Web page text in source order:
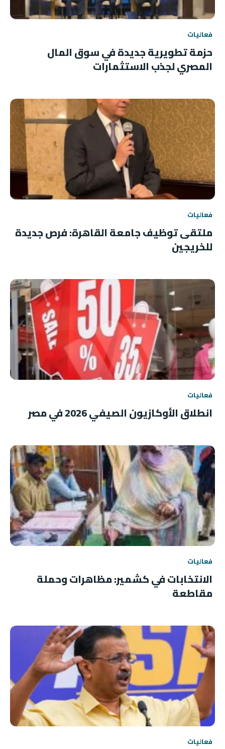
فعاليات
حزمة تطويرية جديدة في سوق المال
المصري لجذب الاستثمارات
فعاليات
ملتقى توظيف جامعة القاهرة: فرص جديدة
للخريجين
فعاليات
انطلاق الأوكازيون الصيفي 2026 في مصر
فعاليات
الانتخابات في كشمير: مظاهرات وحملة
مقاطعة
فعاليات